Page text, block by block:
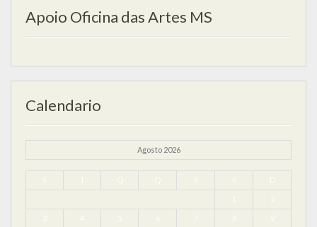
Apoio Oficina das Artes MS
Calendario
Agosto 2026
S T Q Q S S D
1
3 4 5 6 7 8 9